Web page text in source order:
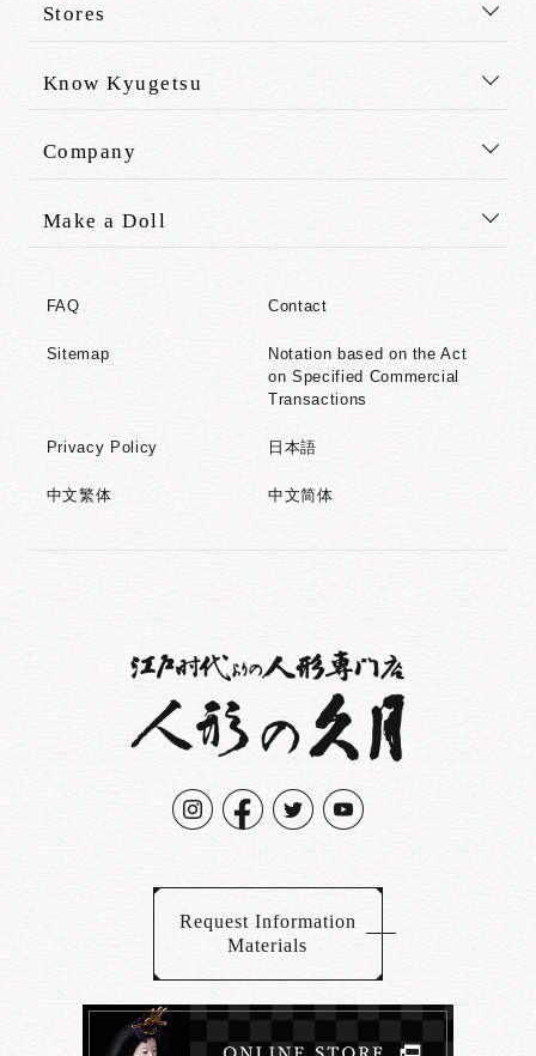
Request Information
Materials
Stores
Know Kyugetsu
Company
Make a Doll
FAQ Contact
Sitemap
Notation based on the Act
on Specified Commercial
Transactions
Privacy Policy 日本語
中文繁体 中文简体